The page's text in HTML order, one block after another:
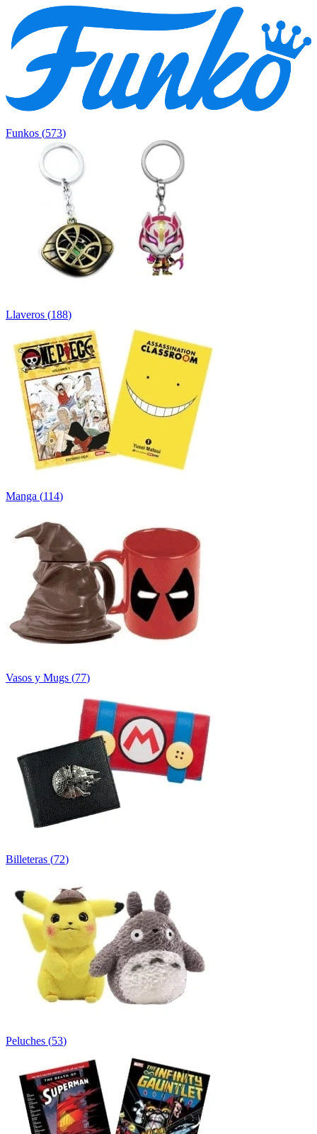
Funkos (573)
Llaveros (188)
Manga (114)
Vasos y Mugs (77)
Billeteras (72)
Peluches (53)